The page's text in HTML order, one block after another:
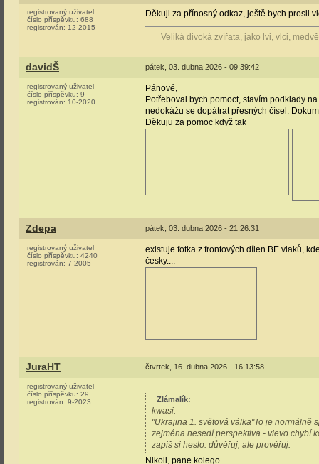
registrovaný uživatel
číslo příspěvku: 688
registrován: 12-2015
Děkuji za přínosný odkaz, ještě bych prosil
Veliká divoká zvířata, jako lvi, vlci,
davidŠ pátek, 03. dubna 2026 - 09:39:42
registrovaný uživatel
číslo příspěvku: 9
registrován: 10-2020
Pánové,
Potřeboval bych pomoct, stavím podklady
nedokážu se dopátrat přesných čísel.
Děkuju za pomoc když tak
Zdepa pátek, 03. dubna 2026 - 21:26:31
registrovaný uživatel
číslo příspěvku: 4240
registrován: 7-2005
existuje fotka z frontových dílen BE vlaků,
česky....
JuraHT čtvrtek, 16. dubna 2026 - 16:13:58
registrovaný uživatel
číslo příspěvku: 29
registrován: 9-2023 Zlámalík:
kwasi:
"Ukrajina 1. světová válka"To je normálně
zejména nesedí perspektiva - vlevo chybí
zapiš si heslo: důvěřuj, ale prověřuj.
Nikoli, pane kolego.